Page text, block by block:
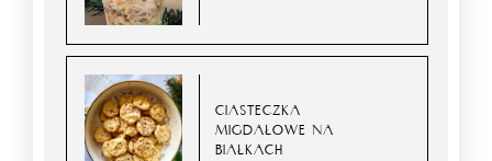
CIASTECZKA
MIGDAŁOWE NA
BIAŁKACH